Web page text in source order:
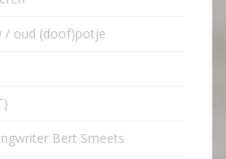
/ oud (doof)potje
Bert Smeets